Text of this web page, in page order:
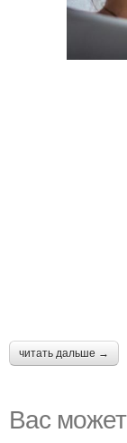
читать дальше →
Вас